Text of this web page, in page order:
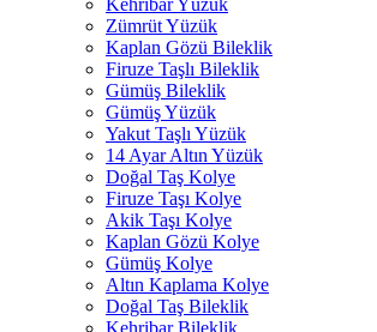
Kehribar Yüzük
Zümrüt Yüzük
Kaplan Gözü Bileklik
Firuze Taşlı Bileklik
Gümüş Bileklik
Gümüş Yüzük
Yakut Taşlı Yüzük
14 Ayar Altın Yüzük
Doğal Taş Kolye
Firuze Taşı Kolye
Akik Taşı Kolye
Kaplan Gözü Kolye
Gümüş Kolye
Altın Kaplama Kolye
Doğal Taş Bileklik
Kehribar Bileklik